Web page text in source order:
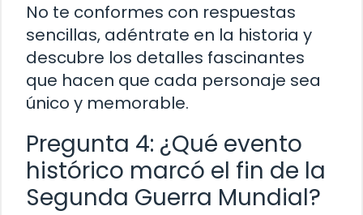
No te conformes con respuestas
sencillas, adéntrate en la historia y
descubre los detalles fascinantes
que hacen que cada personaje sea
único y memorable.
Pregunta 4: ¿Qué evento
histórico marcó el fin de la
Segunda Guerra Mundial?